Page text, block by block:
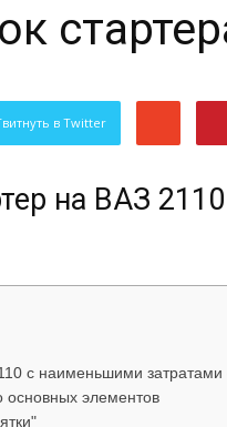
в Twitter
на ВАЗ
с наименьшими затратами
основных элементов